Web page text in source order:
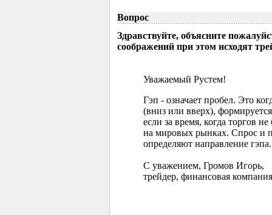
Вопрос
Здравствуйте, объясните
соображений при этом исходят
Уважаемый Рустем!
Гэп - означает пробел. Это
(вниз или вверх),
если за время, когда торгов
на мировых рынках. Спрос и
определяют направление гэпа.
С уважением, Громов Игорь,
трейдер, финансовая